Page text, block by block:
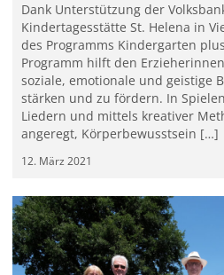
Dank Unterstützung der
Kindertagesstätte St. Helena in
des Programms Kindergarten
Programm hilft den
soziale, emotionale und geistige
stärken und zu fördern. In
Liedern und mittels kreativer
angeregt, Körperbewusstsein […]
12. März 2021